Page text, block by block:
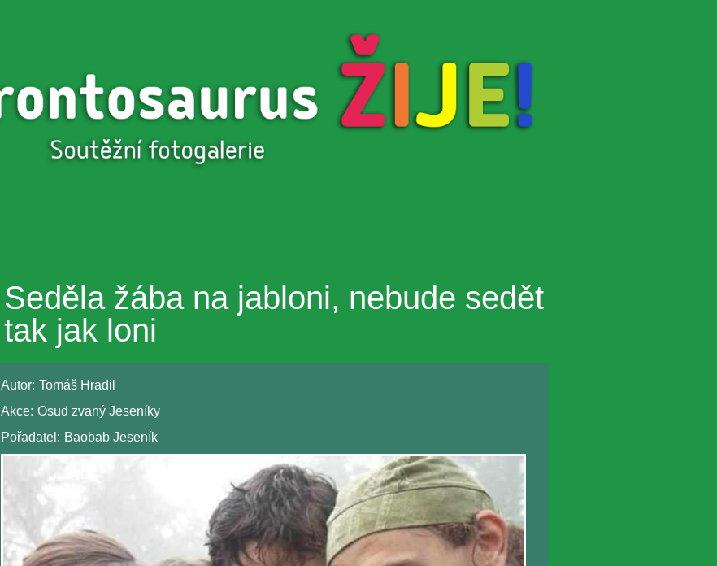
Seděla žába na jabloni, nebude sedět
tak jak loni
Autor: Tomáš Hradil
Akce: Osud zvaný Jeseníky
Pořadatel: Baobab Jeseník